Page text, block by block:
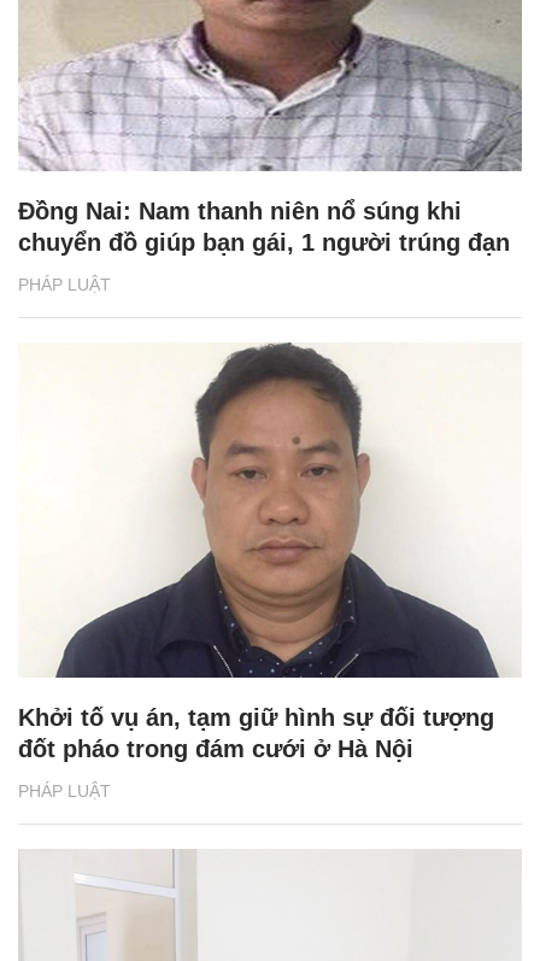
PHÁP LUẬT
Đồng Nai: Nam thanh niên nổ súng khi
chuyển đồ giúp bạn gái, 1 người trúng đạn
PHÁP LUẬT
Khởi tố vụ án, tạm giữ hình sự đối tượng
đốt pháo trong đám cưới ở Hà Nội